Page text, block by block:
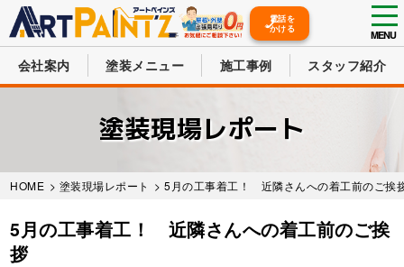
MENU
電話を
かける
会社案内 塗装メニュー 施工事例 スタッフ紹介
塗装現場レポート
HOME > 塗装現場レポート > 5月の工事着工！ 近隣さんへの着工前のご挨
5月の工事着工！ 近隣さんへの着工前のご挨
拶